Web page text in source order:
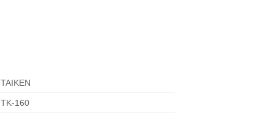
TAIKEN
TK-160